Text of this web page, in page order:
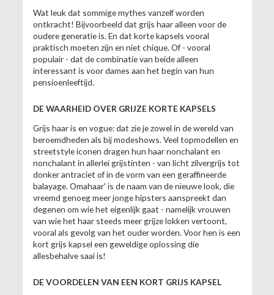
Wat leuk dat sommige mythes vanzelf worden
ontkracht! Bijvoorbeeld dat grijs haar alleen voor de
oudere generatie is. En dat korte kapsels vooral
praktisch moeten zijn en niet chique. Of - vooral
populair - dat de combinatie van beide alleen
interessant is voor dames aan het begin van hun
pensioenleeftijd.
DE WAARHEID OVER GRIJZE KORTE KAPSELS
Grijs haar is en vogue: dat zie je zowel in de wereld van
beroemdheden als bij modeshows. Veel topmodellen en
streetstyle iconen dragen hun haar nonchalant en
nonchalant in allerlei grijstinten - van licht zilvergrijs tot
donker antraciet of in de vorm van een geraffineerde
balayage. Omahaar' is de naam van de nieuwe look, die
vreemd genoeg meer jonge hipsters aanspreekt dan
degenen om wie het eigenlijk gaat - namelijk vrouwen
van wie het haar steeds meer grijze lokken vertoont,
vooral als gevolg van het ouder worden. Voor hen is een
kort grijs kapsel een geweldige oplossing die
allesbehalve saai is!
DE VOORDELEN VAN EEN KORT GRIJS KAPSEL